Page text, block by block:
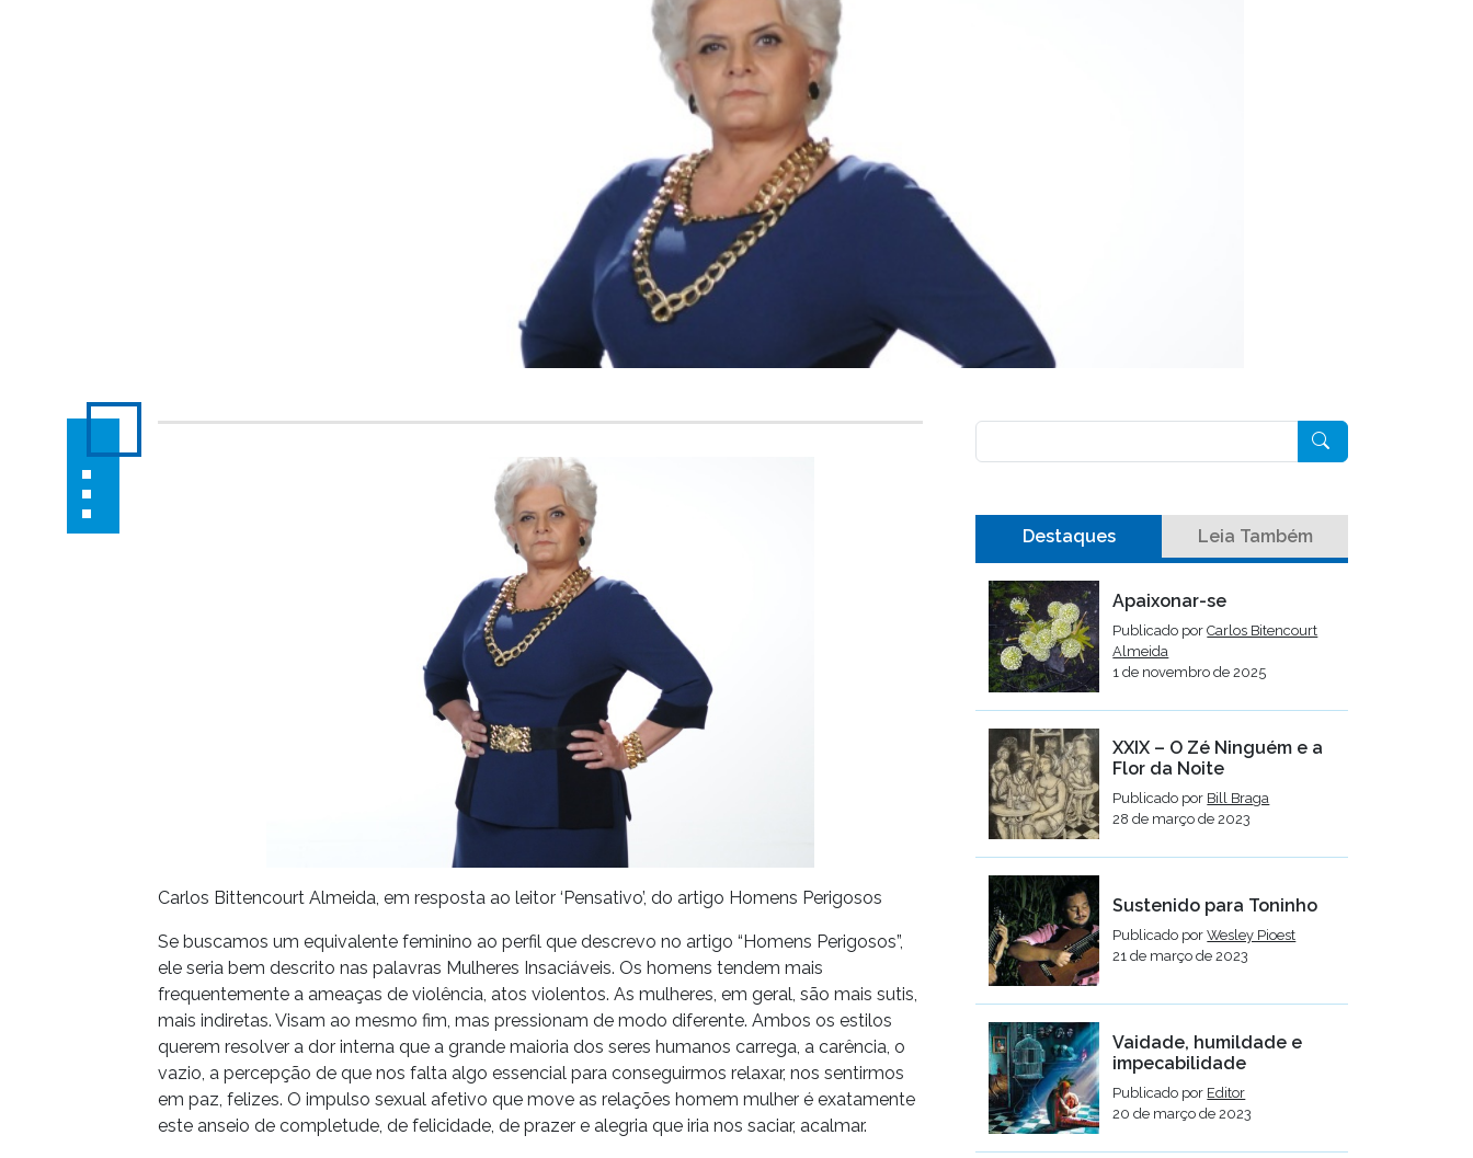
Carlos Bittencourt Almeida, em resposta ao leitor ‘Pensativo’, do artigo Homens Perigosos
Se buscamos um equivalente feminino ao perfil que descrevo no artigo “Homens Perigosos”,
ele seria bem descrito nas palavras Mulheres Insaciáveis. Os homens tendem mais
frequentemente a ameaças de violência, atos violentos. As mulheres, em geral, são mais sutis,
mais indiretas. Visam ao mesmo fim, mas pressionam de modo diferente. Ambos os estilos
querem resolver a dor interna que a grande maioria dos seres humanos carrega, a carência, o
vazio, a percepção de que nos falta algo essencial para conseguirmos relaxar, nos sentirmos
em paz, felizes. O impulso sexual afetivo que move as relações homem mulher é exatamente
este anseio de completude, de felicidade, de prazer e alegria que iria nos saciar, acalmar.
Destaques Leia Também
Apaixonar-se
Publicado porCarlos Bitencourt
Almeida
1 de novembro de 2025
XXIX – O Zé Ninguém e a
Flor da Noite
Publicado por Bill Braga
28 de março de 2023
Sustenido para Toninho
Publicado porWesley Pioest
21 de março de 2023
Vaidade, humildade e
impecabilidade
Publicado por Editor
20 de março de 2023